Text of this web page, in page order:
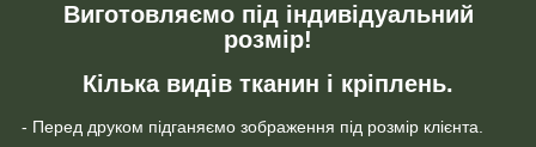
Виготовляємо під індивідуальний
розмір!
Кілька видів тканин і кріплень.
- Перед друком підганяємо зображення під розмір клієнта.